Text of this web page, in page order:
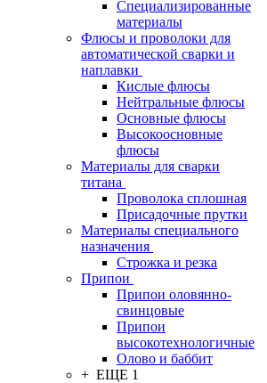
Специализированные
материалы
Флюсы и проволоки для
автоматической сварки и
наплавки
Кислые флюсы
Нейтральные флюсы
Основные флюсы
Высокоосновные
флюсы
Материалы для сварки
титана
Проволока сплошная
Присадочные прутки
Материалы специального
назначения
Строжка и резка
Припои
Припои оловянно-
свинцовые
Припои
высокотехнологичные
Олово и баббит
+ ЕЩЕ 1